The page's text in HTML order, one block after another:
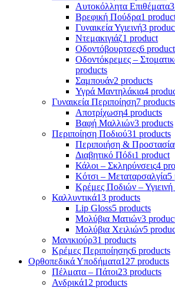
Αυτοκόλλητα Επιθέματα
Βρεφική Πούδρα1
Γυναικεία Υγιεινή3
Ντεμακιγιάζ1 product
Οδοντόβουρτσες6
Οδοντόκρεμες –
products
Σαμπουάν2 products
Υγρά Μαντηλάκια4
Γυναικεία Περιποίηση7 products
Αποτρίχωση4 products
Βαφή Μαλλιών3 products
Περιποίηση Ποδιού31 products
Περιποιήση & Προστασία
Διαβητικό Πόδι1 product
Κάλοι – Σκληρύνσεις4
Κότσι – Μεταταρσαλγία5
Κρέμες Ποδιών –
Καλλυντικά13 products
Lip Gloss5 products
Μολύβια Ματιών3
Μολύβια Χειλιών5
Μανικιούρ31 products
Κρέμες Περιποίησης6 products
Ορθοπεδικά Υποδήματα127 products
Πέλματα – Πάτοι23 products
Ανδρικά12 products